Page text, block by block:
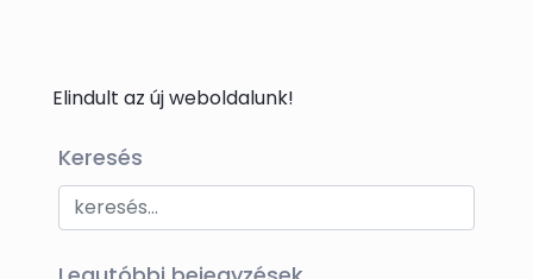
Elindult az új weboldalunk!
Keresés